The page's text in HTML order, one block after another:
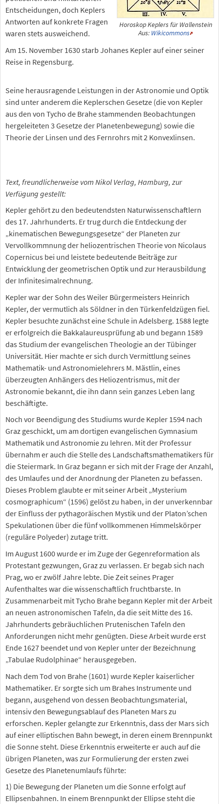
Horoskop Keplers für Wallenstein
Aus: Wikicommons
Entscheidungen, doch Keplers
Antworten auf konkrete Fragen
waren stets ausweichend.
Am 15. November 1630 starb Johanes Kepler auf einer seiner
Reise in Regensburg.
Seine herausragende Leistungen in der Astronomie und Optik
sind unter anderem die Keplerschen Gesetze (die von Kepler
aus den von Tycho de Brahe stammenden Beobachtungen
hergeleiteten 3 Gesetze der Planetenbewegung) sowie die
Theorie der Linsen und des Fernrohrs mit 2 Konvexlinsen.
Text, freundlicherweise vom Nikol Verlag, Hamburg, zur
Verfügung gestellt:
Kepler gehört zu den bedeutendsten Naturwissenschaftlern
des 17. Jahrhunderts. Er trug durch die Entdeckung der
„kinematischen Bewegungsgesetze“ der Planeten zur
Vervollkommnung der heliozentrischen Theorie von Nicolaus
Copernicus bei und leistete bedeutende Beiträge zur
Entwicklung der geometrischen Optik und zur Herausbildung
der Infinitesimalrechnung.
Kepler war der Sohn des Weiler Bürgermeisters Heinrich
Kepler, der vermutlich als Söldner in den Türkenfeldzügen fiel.
Kepler besuchte zunächst eine Schule in Adelsberg. 1588 legte
er erfolgreich die Bakkalaureusprüfung ab und begann 1589
das Studium der evangelischen Theologie an der Tübinger
Universität. Hier machte er sich durch Vermittlung seines
Mathematik- und Astronomielehrers M. Mästlin, eines
überzeugten Anhängers des Heliozentrismus, mit der
Astronomie bekannt, die ihn dann sein ganzes Leben lang
beschäftigte.
Noch vor Beendigung des Studiums wurde Kepler 1594 nach
Graz geschickt, um am dortigen evangelischen Gymnasium
Mathematik und Astronomie zu lehren. Mit der Professur
übernahm er auch die Stelle des Landschaftsmathematikers für
die Steiermark. In Graz begann er sich mit der Frage der Anzahl,
des Umlaufes und der Anordnung der Planeten zu befassen.
Dieses Problem glaubte er mit seiner Arbeit „Mysterium
cosmographicum“ (1596) gelöst zu haben, in der unverkennbar
der Einfluss der pythagoräischen Mystik und der Platon’schen
Spekulationen über die fünf vollkommenen Himmelskörper
(reguläre Polyeder) zutage tritt.
Im August 1600 wurde er im Zuge der Gegenreformation als
Protestant gezwungen, Graz zu verlassen. Er begab sich nach
Prag, wo er zwölf Jahre lebte. Die Zeit seines Prager
Aufenthaltes war die wissenschaftlich fruchtbarste. In
Zusammenarbeit mit Tycho Brahe begann Kepler mit der Arbeit
an neuen astronomischen Tafeln, da die seit Mitte des 16.
Jahrhunderts gebräuchlichen Prutenischen Tafeln den
Anforderungen nicht mehr genügten. Diese Arbeit wurde erst
Ende 1627 beendet und von Kepler unter der Bezeichnung
„Tabulae Rudolphinae“ herausgegeben.
Nach dem Tod von Brahe (1601) wurde Kepler kaiserlicher
Mathematiker. Er sorgte sich um Brahes Instrumente und
begann, ausgehend von dessen Beobachtungsmaterial,
intensiv den Bewegungsablauf des Planeten Mars zu
erforschen. Kepler gelangte zur Erkenntnis, dass der Mars sich
auf einer elliptischen Bahn bewegt, in deren einem Brennpunkt
die Sonne steht. Diese Erkenntnis erweiterte er auch auf die
übrigen Planeten, was zur Formulierung der ersten zwei
Gesetze des Planetenumlaufs führte:
1) Die Bewegung der Planeten um die Sonne erfolgt auf
Ellipsenbahnen. In einem Brennpunkt der Ellipse steht die